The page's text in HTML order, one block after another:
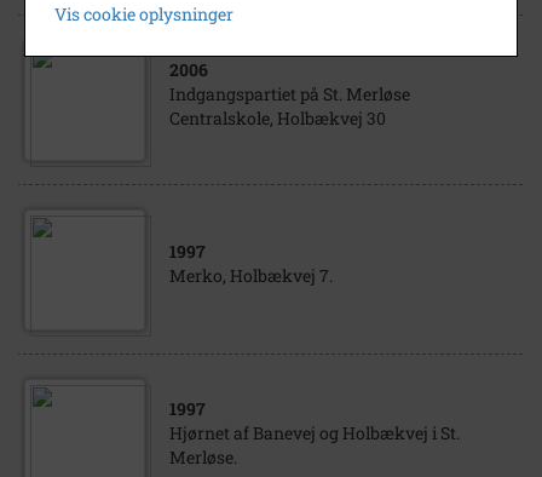
2006
Indgangspartiet på St. Merløse
Centralskole, Holbækvej 30
1997
Merko, Holbækvej 7.
1997
Hjørnet af Banevej og Holbækvej i St.
Merløse.
Vis cookie oplysninger